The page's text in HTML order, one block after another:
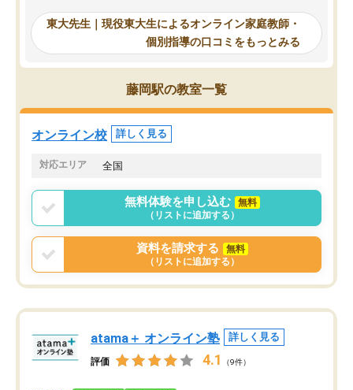
れるので、親としても安心です。毎日
使える自習室とかもあり、わからない
ところがあれば先生が回答してくれる
のも重宝しています。
自習室が毎日使えていつ
るのが心強かったよう
謝です。
東大先生｜現役東大生によるオンライン家庭教師・
個別指導の口コミをもっとみる
藤岡駅の教室一覧
オンライン校 詳しく見る
対応エリア 全国
無料体験を申し込む
無料
（リストに追加する）
資料を請求する
無料
（リストに追加する）
atama＋ オンライン塾 詳しく見る
評価 4.1 （9件）